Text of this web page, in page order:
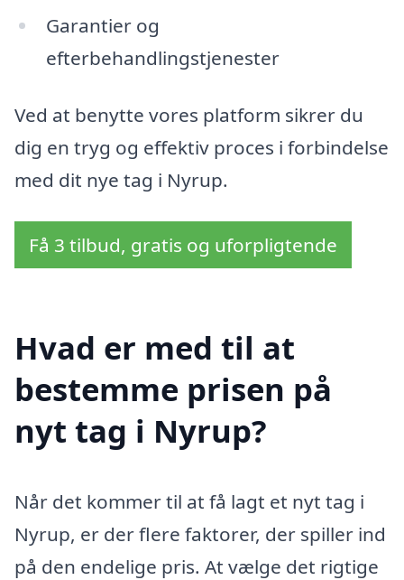
Garantier og
efterbehandlingstjenester
Ved at benytte vores platform sikrer du
dig en tryg og effektiv proces i forbindelse
med dit nye tag i Nyrup.
Få 3 tilbud, gratis og uforpligtende
Hvad er med til at
bestemme prisen på
nyt tag i Nyrup?
Når det kommer til at få lagt et nyt tag i
Nyrup, er der flere faktorer, der spiller ind
på den endelige pris. At vælge det rigtige